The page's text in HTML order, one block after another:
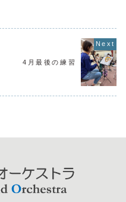
いるブログです
4月最後の練習